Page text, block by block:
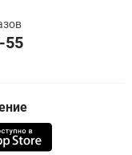
55